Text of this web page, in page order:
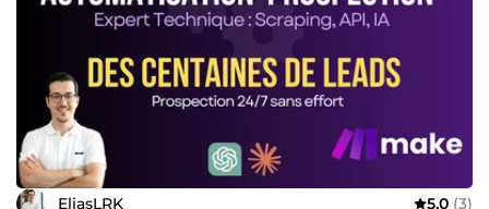
EliasLRK 5,0 (3)